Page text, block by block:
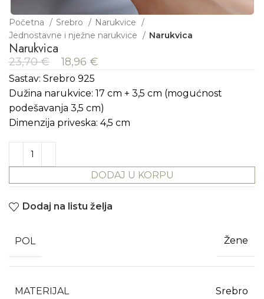
Početna Srebro
Narukvice
Jednostavne i nježne narukvice
Narukvica
Narukvica
23,70€ 18,96 €
Sastav: Srebro 925
Dužina narukvice: 17 cm + 3,5 cm (mogućnost
podešavanja 3,5 cm)
Dimenzija priveska: 4,5 cm
DODAJ U KORPU
Dodaj na listu želja
POL Žene
MATERIJAL Srebro